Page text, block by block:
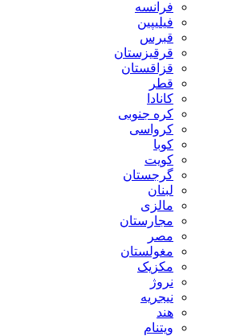
فرانسه
فیلیپین
قبرس
قرقیزستان
قزاقستان
قطر
کانادا
کره جنوبی
کرواسی
کوبا
کویت
گرجستان
لبنان
مالزی
مجارستان
مصر
مغولستان
مکزیک
نروژ
نیجریه
هند
ویتنام